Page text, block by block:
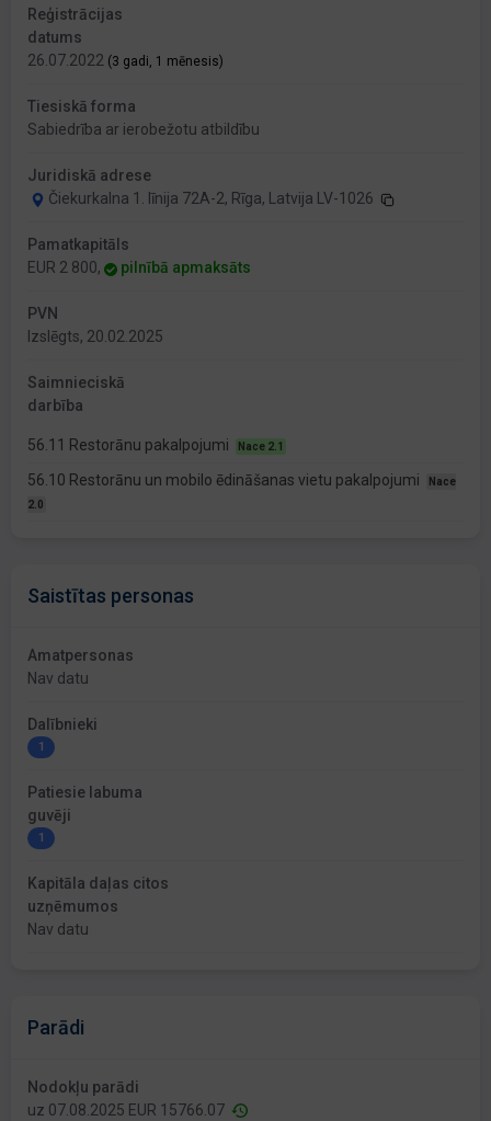
Reģistrācijas
datums
26.07.2022 (3 gadi, 1 mēnesis)
Tiesiskā forma
Sabiedrība ar ierobežotu atbildību
Juridiskā adrese
Čiekurkalna 1. līnija 72A-2, Rīga, Latvija LV-1026
Pamatkapitāls
EUR 2 800,
pilnībā apmaksāts
PVN
Izslēgts, 20.02.2025
Saimnieciskā
darbība
56.11 Restorānu pakalpojumi Nace 2.1
56.10 Restorānu un mobilo ēdināšanas vietu pakalpojumi
Nace
2.0
Saistītas personas
Amatpersonas
Nav datu
Dalībnieki
1
Patiesie labuma
guvēji
1
Kapitāla daļas citos
uzņēmumos
Nav datu
Parādi
Nodokļu parādi
uz 07.08.2025 EUR 15766.07